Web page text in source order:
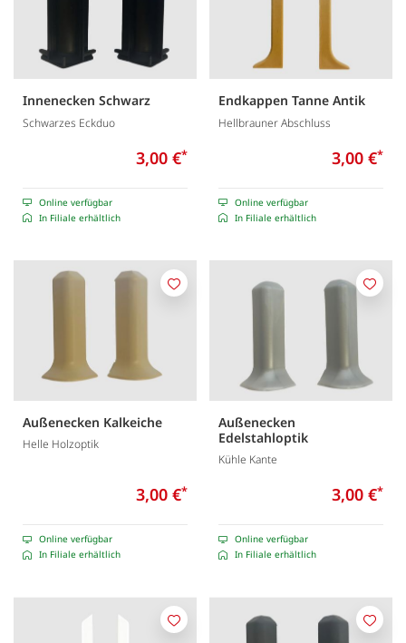
Innenecken Schwarz
Schwarzes Eckduo
3,00 €*
Online verfügbar
In Filiale erhältlich
Endkappen Tanne Antik
Hellbrauner Abschluss
3,00 €*
Online verfügbar
In Filiale erhältlich
Außenecken Kalkeiche
Helle Holzoptik
3,00 €*
Online verfügbar
In Filiale erhältlich
Merken
Außenecken
Edelstahloptik
Kühle Kante
3,00 €*
Online verfügbar
In Filiale erhältlich
Merken